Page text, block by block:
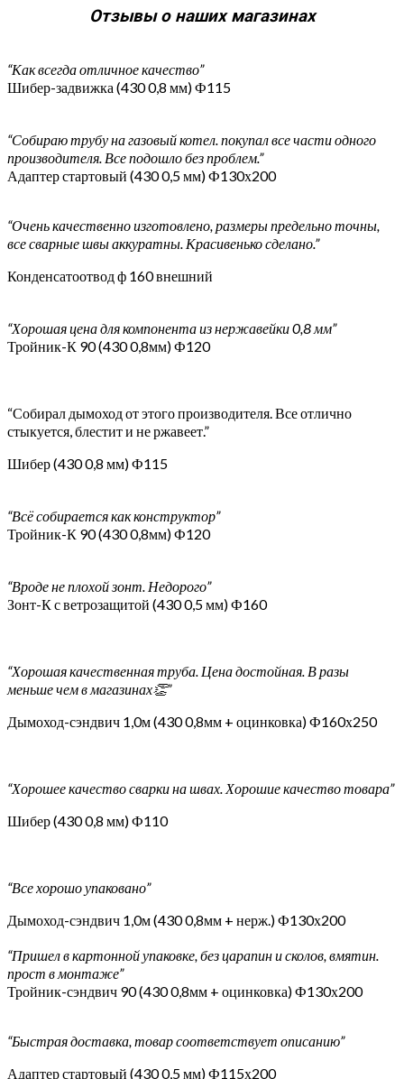
Отзывы о наших магазинах
“Как всегда отличное качество”
Шибер-задвижка (430 0,8 мм) Ф115
“Собираю трубу на газовый котел. покупал все части одного
производителя. Все подошло без проблем.”
Адаптер стартовый (430 0,5 мм) Ф130х200
“Очень качественно изготовлено, размеры предельно точны,
все сварные швы аккуратны. Красивенько сделано.”
Конденсатоотвод ф 160 внешний
“Хорошая цена для компонента из нержавейки 0,8 мм”
Тройник-К 90 (430 0,8мм) Ф120
“Собирал дымоход от этого производителя. Все отлично
стыкуется, блестит и не ржавеет.”
Шибер (430 0,8 мм) Ф115
“Всё собирается как конструктор”
Тройник-К 90 (430 0,8мм) Ф120
“Вроде не плохой зонт. Недорого”
Зонт-К с ветрозащитой (430 0,5 мм) Ф160
“Хорошая качественная труба. Цена достойная. В разы
меньше чем в магазинах👏”
Дымоход-сэндвич 1,0м (430 0,8мм + оцинковка) Ф160х250
“Хорошее качество сварки на швах. Хорошие качество товара”
Шибер (430 0,8 мм) Ф110
“Все хорошо упаковано”
Дымоход-сэндвич 1,0м (430 0,8мм + нерж.) Ф130х200
“Пришел в картонной упаковке, без царапин и сколов, вмятин.
прост в монтаже”
Тройник-сэндвич 90 (430 0,8мм + оцинковка) Ф130х200
“Быстрая доставка, товар соответствует описанию”
Адаптер стартовый (430 0,5 мм) Ф115х200